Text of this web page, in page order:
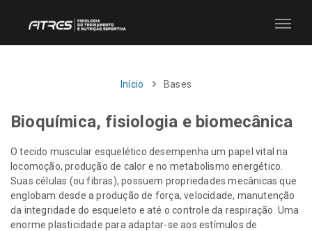
Início Bases
Bioquímica, fisiologia e biomecânica
O tecido muscular esquelético desempenha um papel vital na
locomoção, produção de calor e no metabolismo energético.
Suas células (ou fibras), possuem propriedades mecânicas que
englobam desde a produção de força, velocidade, manutenção
da integridade do esqueleto e até o controle da respiração. Uma
enorme plasticidade para adaptar-se aos estímulos de